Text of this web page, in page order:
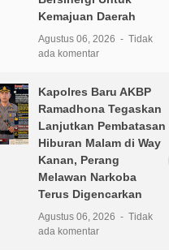
Kemajuan Daerah
Agustus 06, 2026
Tidak
ada komentar
Kapolres Baru AKBP
Ramadhona Tegaskan
Lanjutkan Pembatasan
Hiburan Malam di Way
Kanan, Perang
Melawan Narkoba
Terus Digencarkan
Agustus 06, 2026
Tidak
ada komentar